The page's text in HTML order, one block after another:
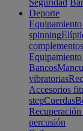
Seguridad
Deporte
spinning
complementos
Bancos
vibratorias
Accesorios
stepCuerdas
percusión